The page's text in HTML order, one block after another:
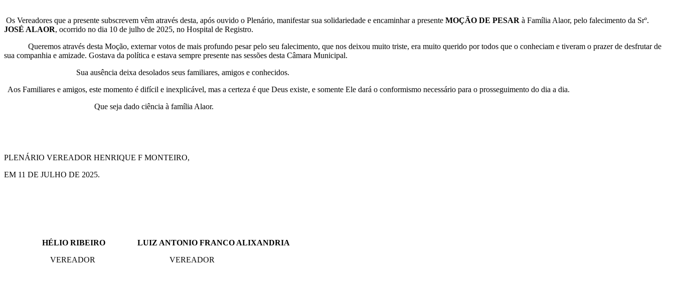
Os Vereadores que a presente subscrevem vêm através desta, após ouvido o Plenário, manifestar sua solidariedade e encaminhar a presente MOÇÃO DE PESAR à Família Alaor, pelo falecimento da Srº.
JOSÉ ALAOR, ocorrido no dia 10 de julho de 2025, no Hospital de Registro.
Queremos através desta Moção, externar votos de mais profundo pesar pelo seu falecimento, que nos deixou muito triste, era muito querido por todos que o conheciam e tiveram o prazer de desfrutar de
sua companhia e amizade. Gostava da política e estava sempre presente nas sessões desta Câmara Municipal.
Sua ausência deixa desolados seus familiares, amigos e conhecidos.
Aos Familiares e amigos, este momento é difícil e inexplicável, mas a certeza é que Deus existe, e somente Ele dará o conformismo necessário para o prosseguimento do dia a dia.
Que seja dado ciência à família Alaor.
PLENÁRIO VEREADOR HENRIQUE F MONTEIRO,
EM 11 DE JULHO DE 2025.
HÉLIO RIBEIRO LUIZ ANTONIO FRANCO ALIXANDRIA
VEREADOR VEREADOR